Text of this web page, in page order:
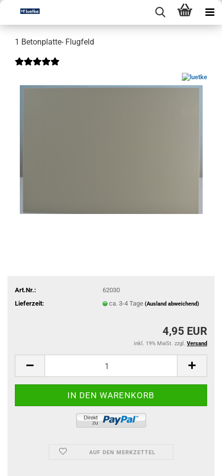
1 Betonplatte- Flugfeld
Art.Nr.:
62030
Lieferzeit:
ca. 3-4 Tage (Ausland abweichend)
4,95 EUR
inkl. 19% MwSt. zzgl. Versand
AUF DEN MERKZETTEL